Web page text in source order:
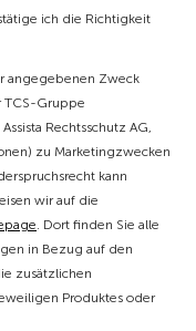
ich die Richtigkeit
angegebenen Zweck
TCS-Gruppe
Rechtsschutz AG,
zu Marketingzwecken
kann
wir auf die
. Dort finden Sie alle
in Bezug auf den
zusätzlichen
Produktes oder